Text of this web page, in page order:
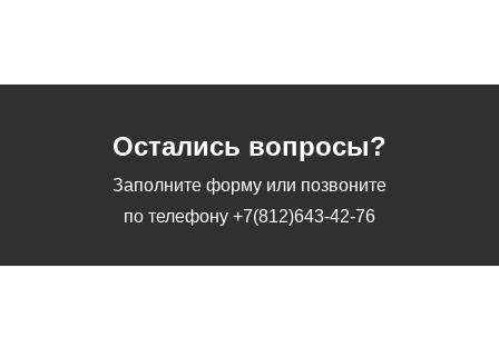
Остались вопросы?
Заполните форму или позвоните
по телефону +7(812)643-42-76